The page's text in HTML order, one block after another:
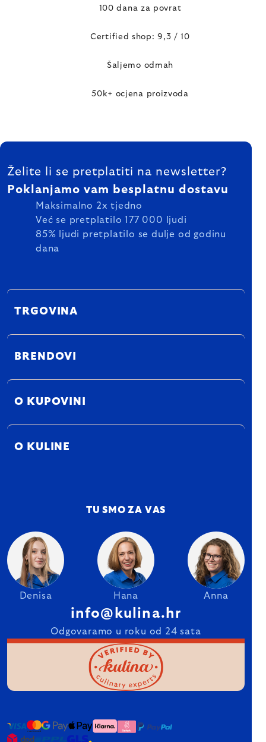
100 dana za povrat
Certified shop: 9,3 / 10
Šaljemo odmah
50k+ ocjena proizvoda
FOOTER
Želite li se pretplatiti na newsletter?
Poklanjamo vam besplatnu dostavu
Maksimalno 2x tjedno
Već se pretplatilo 177 000 ljudi
85% ljudi pretplatilo se dulje od godinu
dana
TRGOVINA
BRENDOVI
O KUPOVINI
O KULINE
TU SMO ZA VAS
Denisa Hana Anna
info@kulina.hr
Odgovaramo u roku od 24 sata